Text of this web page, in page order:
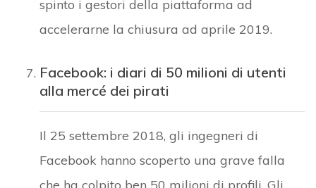
spinto i gestori della piattaforma ad
accelerarne la chiusura ad aprile 2019.
Facebook: i diari di 50 milioni di utenti
alla mercé dei pirati
Il 25 settembre 2018, gli ingegneri di
Facebook hanno scoperto una grave falla